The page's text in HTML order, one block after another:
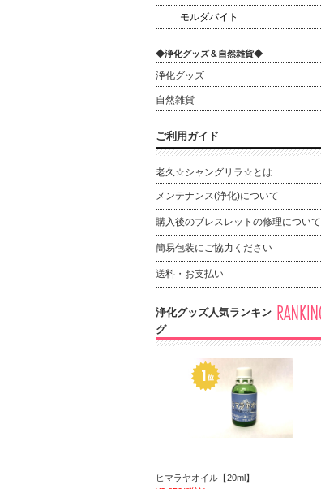
モルダバイト
◆浄化グッズ＆自然雑貨◆
浄化グッズ
自然雑貨
ご利用ガイド
老久☆シャングリラ☆とは
メンテナンス(浄化)について
購入後のブレスレットの修理について
簡易包装にご協力ください
送料・お支払い
浄化グッズ人気ランキン
グ
ヒマラヤオイル【20ml】